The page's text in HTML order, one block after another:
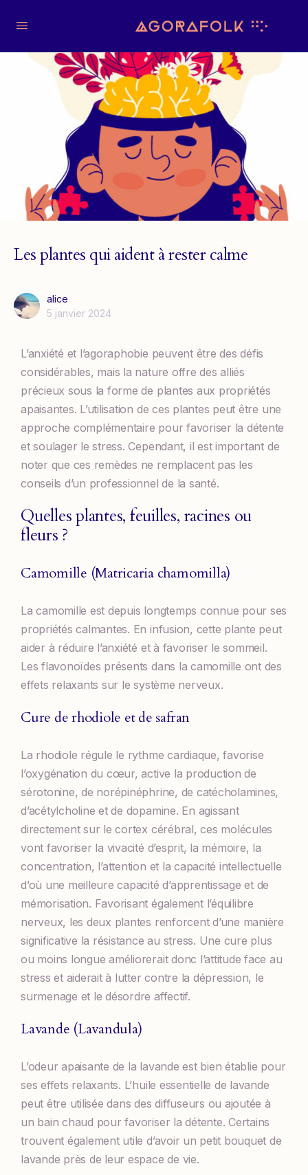
Les plantes qui aident à rester calme
alice
5 janvier 2024
L’anxiété et l’agoraphobie peuvent être des défis
considérables, mais la nature offre des alliés
précieux sous la forme de plantes aux propriétés
apaisantes. L’utilisation de ces plantes peut être une
approche complémentaire pour favoriser la détente
et soulager le stress. Cependant, il est important de
noter que ces remèdes ne remplacent pas les
conseils d’un professionnel de la santé.
Quelles plantes, feuilles, racines ou
fleurs ?
Camomille (Matricaria chamomilla)
La camomille est depuis longtemps connue pour ses
propriétés calmantes. En infusion, cette plante peut
aider à réduire l’anxiété et à favoriser le sommeil.
Les flavonoïdes présents dans la camomille ont des
effets relaxants sur le système nerveux.
Cure de rhodiole et de safran
La rhodiole régule le rythme cardiaque, favorise
l’oxygénation du cœur, active la production de
sérotonine, de norépinéphrine, de catécholamines,
d’acétylcholine et de dopamine. En agissant
directement sur le cortex cérébral, ces molécules
vont favoriser la vivacité d’esprit, la mémoire, la
concentration, l’attention et la capacité intellectuelle
d’où une meilleure capacité d’apprentissage et de
mémorisation. Favorisant également l’équilibre
nerveux, les deux plantes renforcent d’une manière
significative la résistance au stress. Une cure plus
ou moins longue améliorerait donc l’attitude face au
stress et aiderait à lutter contre la dépression, le
surmenage et le désordre affectif.
Lavande (Lavandula)
L’odeur apaisante de la lavande est bien établie pour
ses effets relaxants. L’huile essentielle de lavande
peut être utilisée dans des diffuseurs ou ajoutée à
un bain chaud pour favoriser la détente. Certains
trouvent également utile d’avoir un petit bouquet de
lavande près de leur espace de vie.